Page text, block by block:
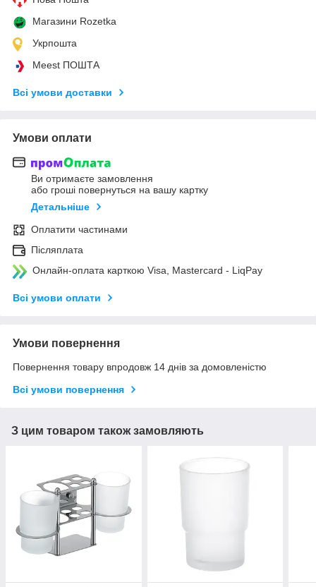
Магазини Rozetka
Укрпошта
Meest ПОШТА
Всі умови доставки
Умови оплати
Ви отримаєте замовлення
або гроші повернуться на вашу картку
Детальніше
Оплатити частинами
Післяплата
Онлайн-оплата карткою Visa, Mastercard - LiqPay
Всі умови оплати
Умови повернення
Повернення товару впродовж 14 днів за домовленістю
Всі умови повернення
З цим товаром також замовляють